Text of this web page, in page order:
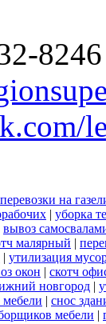
перевозки на
| уборка
вывоз
малярный |
| утилизация
окон | скотч
новгород |
мебели | снос
мебели |